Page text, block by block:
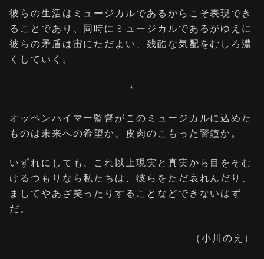
彼らの生活はミュージカルであるからこそ表現でき
ることであり、同時にミュージカルであるがゆえに
彼らの矛盾は宙にただよい、残酷な気配をむしろ濃
くしていく。
＊
オッペンハイマー監督がこのミュージカルに込めた
ものは未来への希望か、皮肉のこもった警鐘か。
いずれにしても、これ以上現実と真実から目をそむ
けるつもりなら私たちは、彼らをただ哀れんだり、
ましてやあざ笑ったりすることなどできないはず
だ。
（小川のえ）